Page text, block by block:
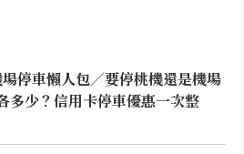
停車懶人包／要停桃機還是機場
多少？信用卡停車優惠一次整